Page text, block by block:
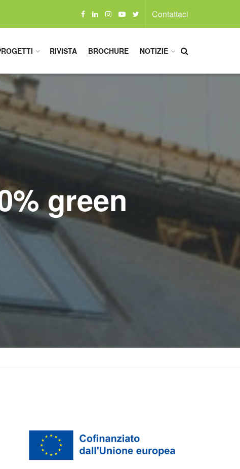
Contattaci
RIVISTA BROCHURE NOTIZIE
green